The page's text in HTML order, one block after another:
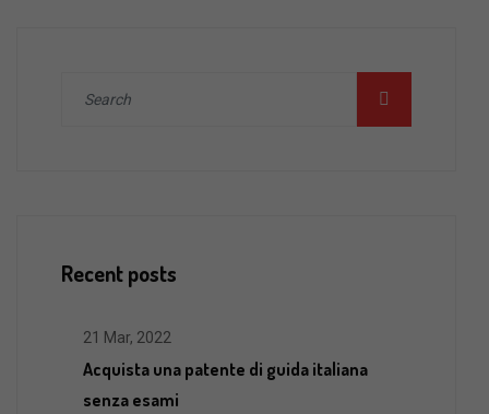
Recent posts
21 Mar, 2022
Acquista una patente di guida italiana
senza esami